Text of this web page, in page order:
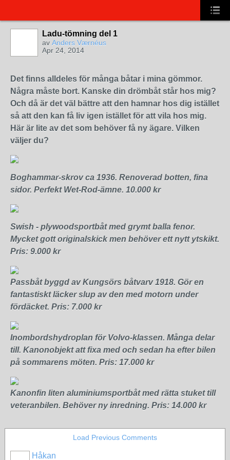
Ladu-tömning del 1
av Anders Værnéus
Apr 24, 2014
Det finns alldeles för många båtar i mina gömmor.
Några måste bort. Kanske din drömbåt står hos mig?
Och då är det väl bättre att den hamnar hos dig istället
så att den kan få liv igen istället för att vila hos mig.
Här är lite av det som behöver få ny ägare. Vilken
väljer du?
Boghammar-skrov ca 1936. Renoverad botten, fina
sidor. Perfekt Wet-Rod-ämne. 10.000 kr
Swish - plywoodsportbåt med grymt balla fenor.
Mycket gott originalskick men behöver ett nytt ytskikt.
Pris: 9.000 kr
Passbåt byggd av Kungsörs båtvarv 1918. Gör en
fantastiskt läcker slup av den med motorn under
fördäcket. Pris: 7.000 kr
Inombordshydroplan för Volvo-klassen. Många delar
till. Kanonobjekt att fixa med och sedan ha efter bilen
på sommarens möten. Pris: 17.000 kr
Kanonfin liten aluminiumsportbåt med rätta stuket till
veteranbilen. Behöver ny inredning. Pris: 14.000 kr
Load Previous Comments
Håkan